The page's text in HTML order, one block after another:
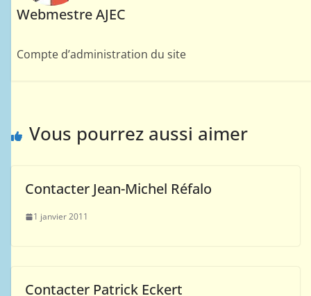
Webmestre AJEC
Compte d’administration du site
Vous pourrez aussi aimer
Contacter Jean-Michel Réfalo
1 janvier 2011
Contacter Patrick Eckert